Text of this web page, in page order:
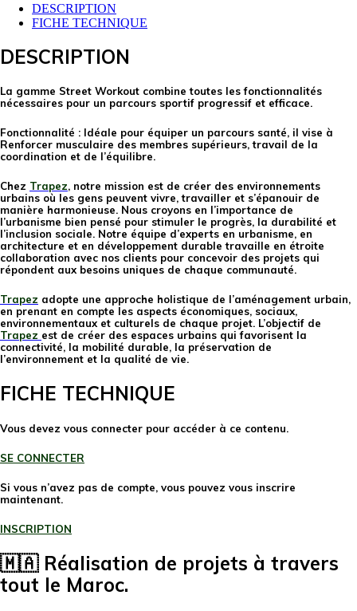
DESCRIPTION
FICHE TECHNIQUE
DESCRIPTION
La gamme Street Workout combine toutes les fonctionnalités
nécessaires pour un parcours sportif progressif et efficace.
Fonctionnalité : Idéale pour équiper un parcours santé, il vise à
Renforcer musculaire des membres supérieurs, travail de la
coordination et de l’équilibre.
Chez Trapez, notre mission est de créer des environnements
urbains où les gens peuvent vivre, travailler et s’épanouir de
manière harmonieuse. Nous croyons en l’importance de
l’urbanisme bien pensé pour stimuler le progrès, la durabilité et
l’inclusion sociale. Notre équipe d’experts en urbanisme, en
architecture et en développement durable travaille en étroite
collaboration avec nos clients pour concevoir des projets qui
répondent aux besoins uniques de chaque communauté.
Trapez adopte une approche holistique de l’aménagement urbain,
en prenant en compte les aspects économiques, sociaux,
environnementaux et culturels de chaque projet. L’objectif de
Trapez est de créer des espaces urbains qui favorisent la
connectivité, la mobilité durable, la préservation de
l’environnement et la qualité de vie.
FICHE TECHNIQUE
Vous devez vous connecter pour accéder à ce contenu.
SE CONNECTER
Si vous n’avez pas de compte, vous pouvez vous inscrire
maintenant.
INSCRIPTION
🇲🇦 Réalisation de projets à travers
tout le Maroc.